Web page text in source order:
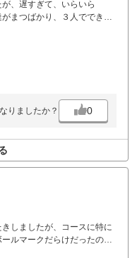
、遅すぎて、いらいら
まつばかり、３人ででき
りましたか？ 0
しましたが、コースに特に
ルマークだらけだったのは